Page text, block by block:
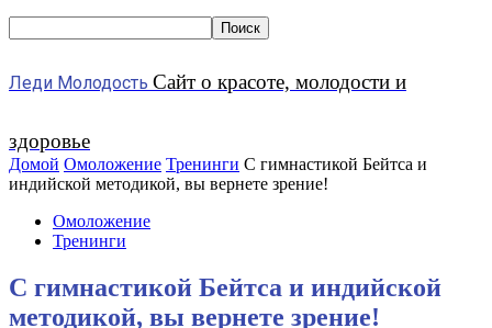
Леди Молодость Сайт о красоте, молодости и
здоровье
Домой Омоложение Тренинги С гимнастикой Бейтса и
индийской методикой, вы вернете зрение!
Омоложение
Тренинги
С гимнастикой Бейтса и индийской
методикой, вы вернете зрение!